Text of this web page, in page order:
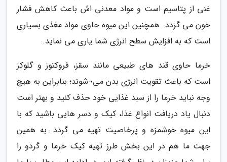
غنی از پتاسیم است و مواد معدنی اش باعث کاهش فشار
خون می گردد. همچنین این میوه حاوی مواد مغذی بسیاری
است که به افزایش سطح انرژی شما یاری می نماید.
خرما حاوی قند های طبیعی مانند سقز، فروکتوز و گلوکز
است که باعث تقویت انرژی بدن می¬شوند؛ بنابراین به هیچ
وجه نباید خرما را از سبد غذایی خود حذف کنید و بهتر است
دنبال یاد دریافت انواع غذا، کیک و دسر هایی باشید که با
این میوه خوشمزه و پرخاصیت تهیه می گردد. به همین
جهت ما هم در این بخش طرز تهیه کیک خرما و گردو را